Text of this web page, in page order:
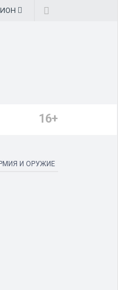
16+
И ОРУЖИЕ